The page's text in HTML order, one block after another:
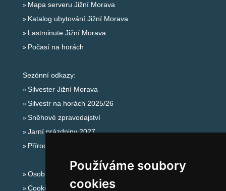
Používáme soubory
cookies
Mapa serveru Jižní Morava
Katalog ubytování Jižní Morava
Lastminute Jižní Morava
Počasí na horách
Sezónní odkazy:
Silvester Jižní Morava
Silvestr na horách 2025/26
Sněhové zpravodajství
Jarní prázdniny 2027
Přírodní koupaliště
Osobní údaje
Cookies